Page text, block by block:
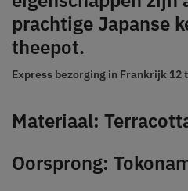
prachtige Japanse
theepot.
Express bezorging in Frankrijk 12
Materiaal:
Oorsprong: